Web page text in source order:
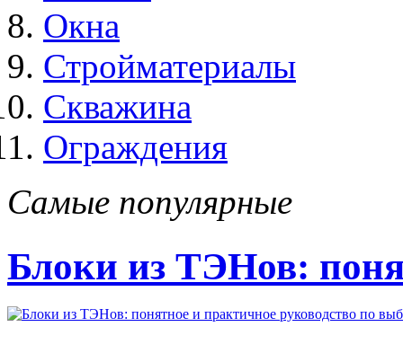
Окна
Стройматериалы
Скважина
Ограждения
Самые популярные
Блоки из ТЭНов: